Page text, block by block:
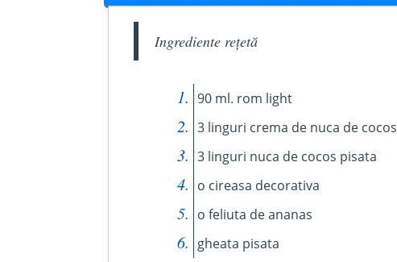
Ingrediente rețetă
90 ml. rom light
3 linguri crema de nuca de cocos
3 linguri nuca de cocos pisata
o cireasa decorativa
o feliuta de ananas
gheata pisata